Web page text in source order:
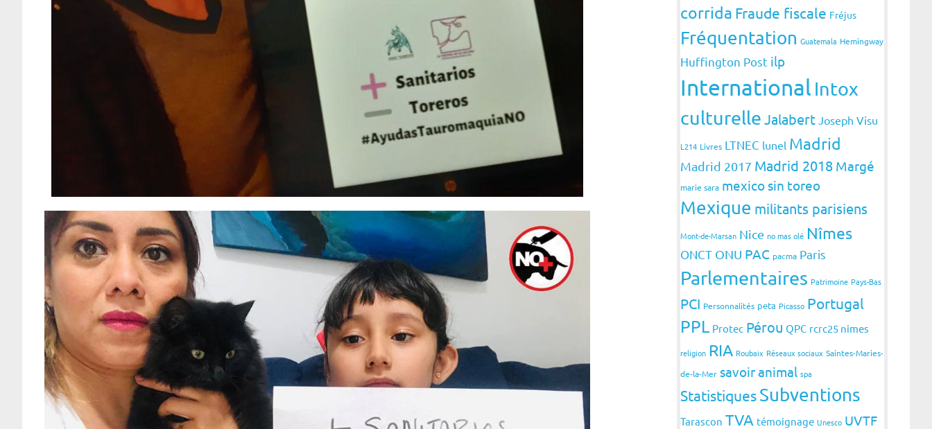
corrida Fraude fiscale Fréjus
Fréquentation Guatemala Hemingway
Huffington Post ilp
International Intox
culturelle Jalabert Joseph Visu
L214 Livres LTNEC lunel Madrid
Madrid 2017 Madrid 2018 Margé
marie sara mexico sin toreo
Mexique militants parisiens
Mont-de-Marsan Nice no mas olé Nîmes
ONCT ONU PAC pacma Paris
Parlementaires Patrimoine Pays-Bas
PCI Personnalités peta Picasso Portugal
PPL Protec Pérou QPC rcrc25 nimes
religion RIA Roubaix Réseaux sociaux Saintes-Maries-
de-la-Mer savoir animal spa
StatistiquesSubventions
Tarascon TVA témoignage Unesco UVTF